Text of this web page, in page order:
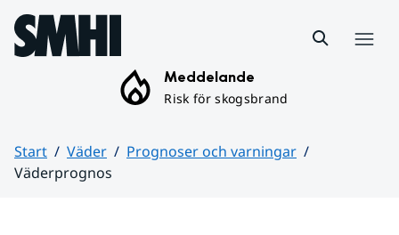
Hoppa till sidans innehåll
Meddelande
Risk för skogsbrand
Start Väder
Prognoser och varningar
Väderprognos